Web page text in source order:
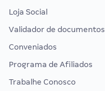
Loja Social
Validador de documentos
Conveniados
Programa de Afiliados
Trabalhe Conosco